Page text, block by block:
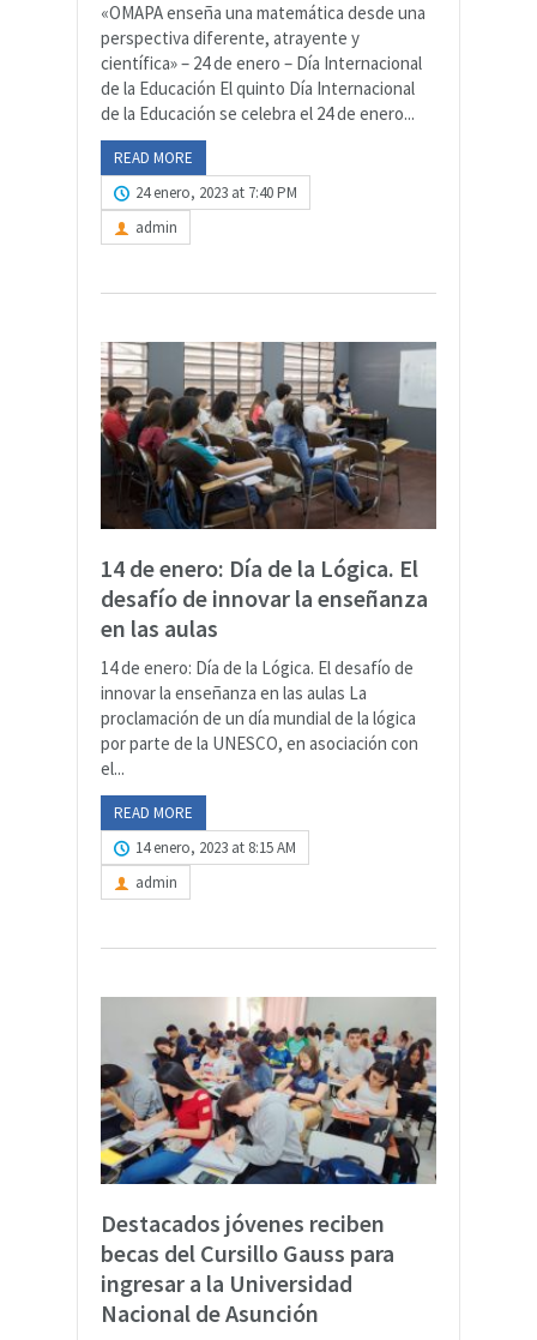
«OMAPA enseña una matemática desde una
perspectiva diferente, atrayente y
científica» – 24 de enero – Día Internacional
de la Educación El quinto Día Internacional
de la Educación se celebra el 24 de enero...
READ MORE
24 enero, 2023 at 7:40 PM
admin
14 de enero: Día de la Lógica. El
desafío de innovar la enseñanza
en las aulas
14 de enero: Día de la Lógica. El desafío de
innovar la enseñanza en las aulas La
proclamación de un día mundial de la lógica
por parte de la UNESCO, en asociación con
el...
READ MORE
14 enero, 2023 at 8:15 AM
admin
Destacados jóvenes reciben
becas del Cursillo Gauss para
ingresar a la Universidad
Nacional de Asunción